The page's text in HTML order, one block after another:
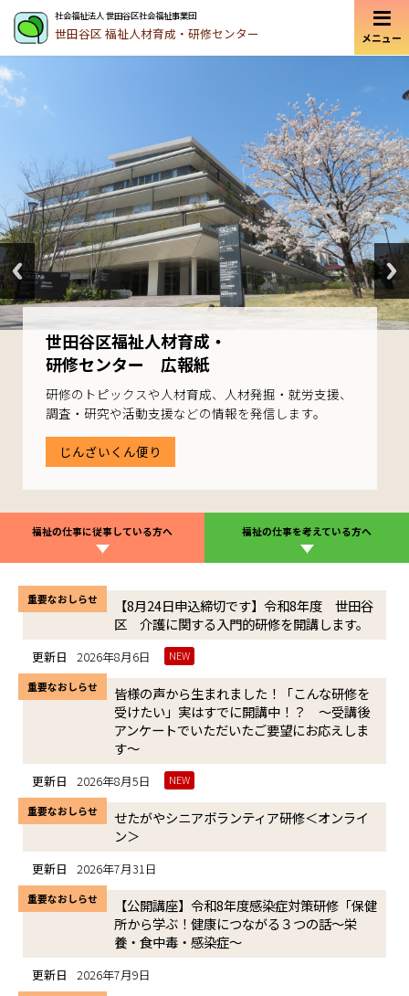
社会福祉法人 世田谷区社会福祉事業団
世田谷区 福祉人材育成・研修センター
世田谷で学び
世田谷で活かす
福祉の仕事を始めたい人も、今働いている人も、新た
な一歩を踏み出そう
研修・講座情報
世田谷区福祉人材育成・
研修センター 広報紙
研修のトピックスや人材育成、人材発掘・就労支援、
調査・研究や活動支援などの情報を発信します。
じんざいくん便り
福祉の仕事に従事している方へ 福祉の仕事を考えている方へ
重要なおしらせ
【8月24日申込締切です】令和8年度 世田谷
区 介護に関する入門的研修を開講します。
更新日 2026年8月6日 NEW
重要なおしらせ
皆様の声から生まれました！「こんな研修を
受けたい」実はすでに開講中！？ ～受講後
アンケートでいただいたご要望にお応えしま
す～
更新日 2026年8月5日 NEW
重要なおしらせ
せたがやシニアボランティア研修＜オンライ
ン＞
更新日 2026年7月31日
重要なおしらせ
【公開講座】令和8年度感染症対策研修「保健
所から学ぶ！健康につながる３つの話～栄
養・食中毒・感染症～
更新日 2026年7月9日
メニュー